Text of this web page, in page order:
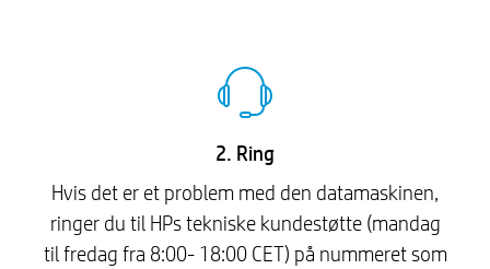
2. Ring
Hvis det er et problem med den datamaskinen,
ringer du til HPs tekniske kundestøtte (mandag
til fredag ​​fra 8:00- 18:00 CET) på nummeret som